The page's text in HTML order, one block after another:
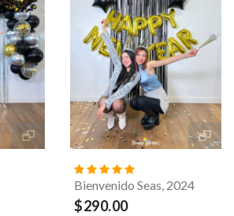
Bienvenido Seas, 2024
$290.00